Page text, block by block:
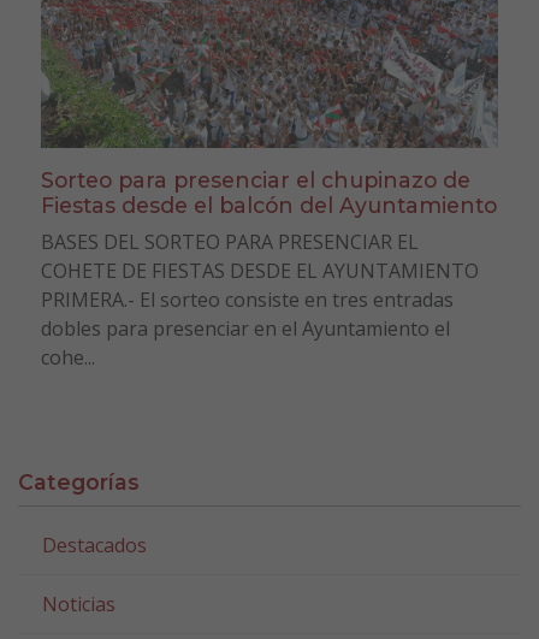
Sorteo para presenciar el chupinazo de
Fiestas desde el balcón del Ayuntamiento
BASES DEL SORTEO PARA PRESENCIAR EL
COHETE DE FIESTAS DESDE EL AYUNTAMIENTO
PRIMERA.- El sorteo consiste en tres entradas
dobles para presenciar en el Ayuntamiento el
cohe...
Categorías
Destacados
Noticias